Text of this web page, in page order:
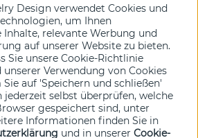
Ja bitte!
Design verwendet Cookies und
um Ihnen
relevante Werbung und
auf unserer Website zu bieten.
Sie unsere Cookie-Richtlinie
unserer Verwendung von Cookies
auf 'Speichern und schließen'
jederzeit selbst überprüfen, welche
gespeichert sind, unter
Informationen finden Sie in
und in unserer Cookie-